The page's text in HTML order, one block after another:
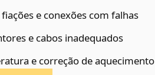
e conexões com falhas
e cabos inadequados
e correção de aquecimento